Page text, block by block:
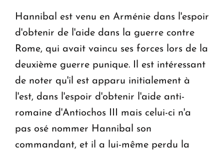
Hannibal est venu en Arménie dans l'espoir
d'obtenir de l'aide dans la guerre contre
Rome, qui avait vaincu ses forces lors de la
deuxième guerre punique. Il est intéressant
de noter qu'il est apparu initialement à
l'est, dans l'espoir d'obtenir l'aide anti-
romaine d'Antiochos III mais celui-ci n'a
pas osé nommer Hannibal son
commandant, et il a lui-même perdu la